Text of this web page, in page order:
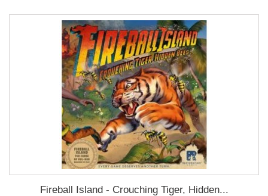
Fireball Island - Crouching Tiger, Hidden...